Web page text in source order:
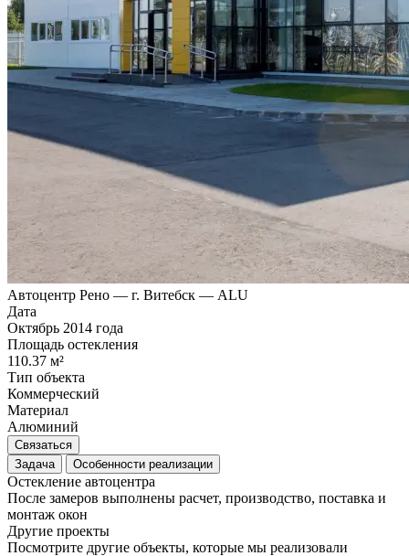
Автоцентр Рено — г. Витебск — ALU
Дата
Октябрь 2014 года
Площадь остекления
110.37 м²
Тип объекта
Коммерческий
Материал
Алюминий
Связаться
Задача
Особенности реализации
Остекление автоцентра
После замеров выполнены расчет, производство, поставка и
монтаж окон
Другие проекты
Посмотрите другие объекты, которые мы реализовали